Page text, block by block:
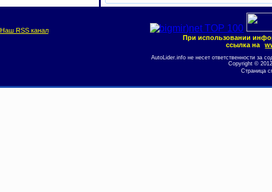
Наш RSS канал
При использовании
ссылка на
AutoLider.info не несет ответственности за
Copyright ©
Страница